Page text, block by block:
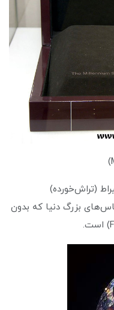
بزرگ دنیا که بدون